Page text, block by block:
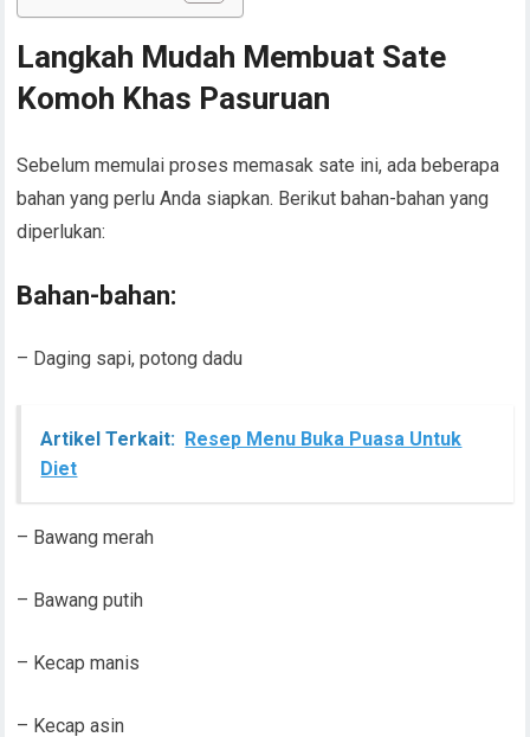
Langkah Mudah Membuat Sate
Komoh Khas Pasuruan
Sebelum memulai proses memasak sate ini, ada beberapa
bahan yang perlu Anda siapkan. Berikut bahan-bahan yang
diperlukan:
Bahan-bahan:
– Daging sapi, potong dadu
Artikel Terkait: Resep Menu Buka Puasa Untuk
Diet
– Bawang merah
– Bawang putih
– Kecap manis
– Kecap asin